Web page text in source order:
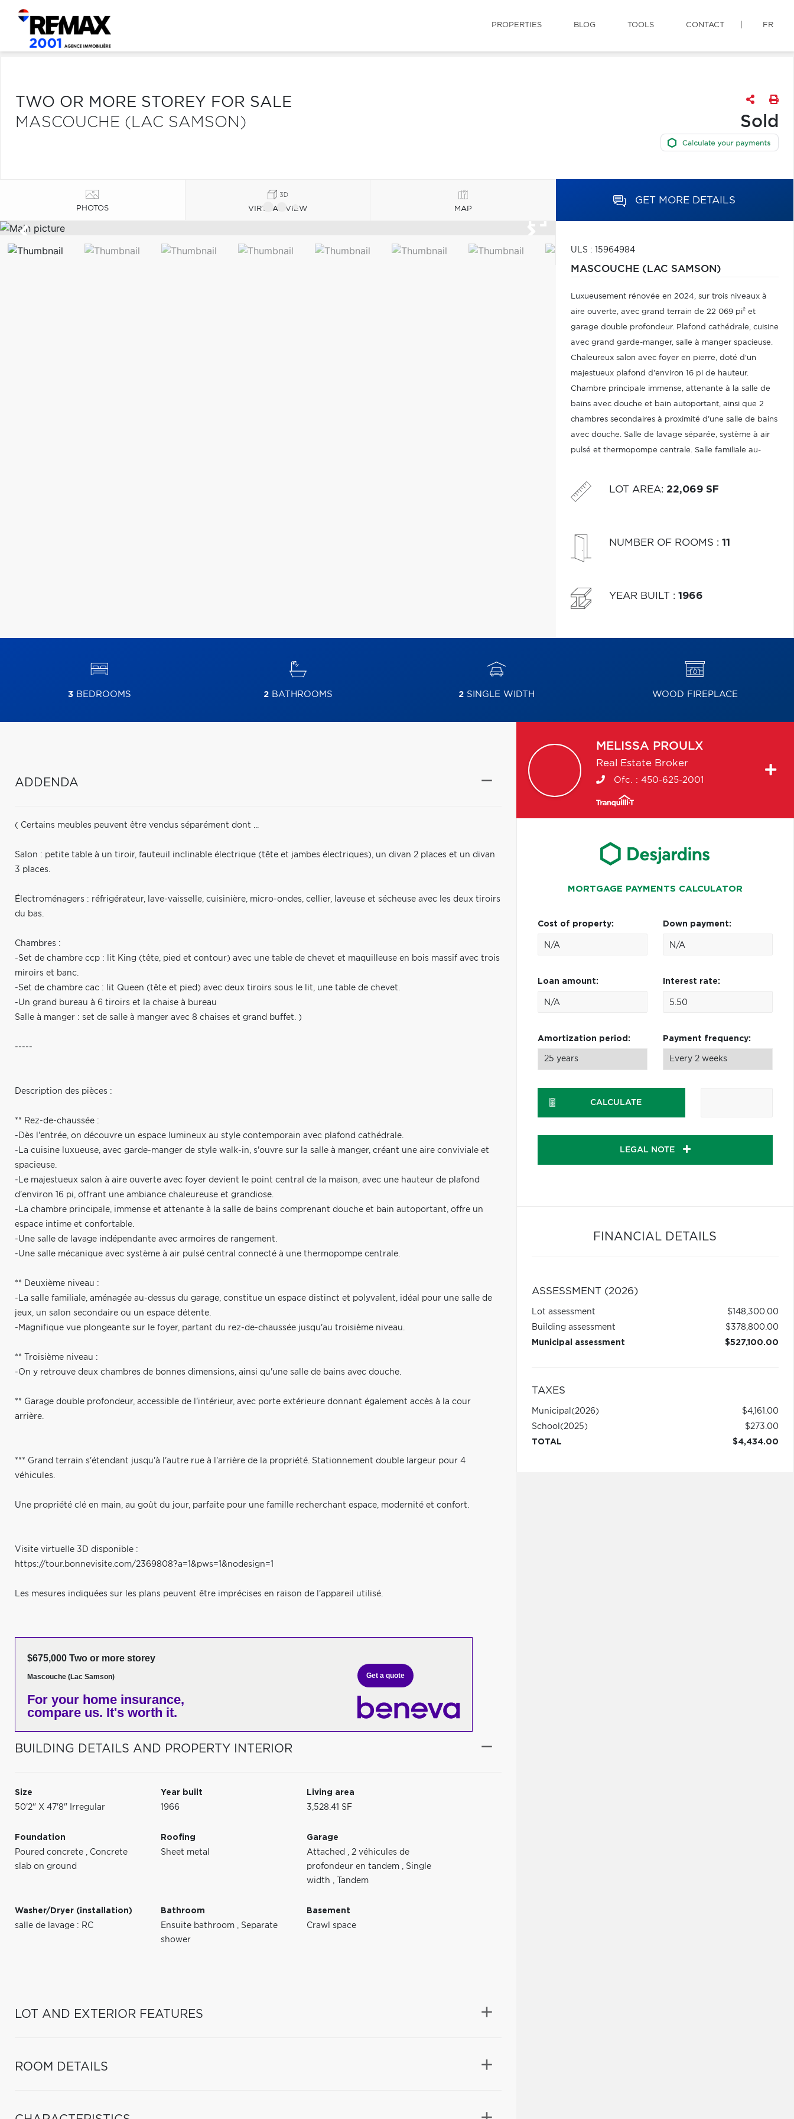
PROPERTIES BLOG TOOLS CONTACT FR
TWO OR MORE STOREY FOR SALE
MASCOUCHE (LAC SAMSON)
Sold
PHOTOS VIRTUAL VIEW MAP
GET MORE DETAILS
ULS : 15964984
MASCOUCHE (LAC SAMSON)
Luxueusement rénovée en 2024, sur trois niveaux à
aire ouverte, avec grand terrain de 22 069 pi² et
garage double profondeur. Plafond cathédrale, cuisine
avec grand garde-manger, salle à manger spacieuse.
Chaleureux salon avec foyer en pierre, doté d'un
majestueux plafond d'environ 16 pi de hauteur.
Chambre principale immense, attenante à la salle de
bains avec douche et bain autoportant, ainsi que 2
chambres secondaires à proximité d'une salle de bains
avec douche. Salle de lavage séparée, système à air
pulsé et thermopompe centrale. Salle familiale au-
peuvent être vendus séparément).
LOT AREA: 22,069 SF
NUMBER OF ROOMS : 11
YEAR BUILT : 1966
3BEDROOMS 2BATHROOMS 2SINGLE WIDTH WOOD FIREPLACE
ADDENDA
( Certains meubles peuvent être vendus séparément dont ...
Salon : petite table à un tiroir, fauteuil inclinable électrique (tête et jambes électriques), un divan 2 places et un divan
3 places.
Électroménagers : réfrigérateur, lave-vaisselle, cuisinière, micro-ondes, cellier, laveuse et sécheuse avec les deux tiroirs
du bas.
Chambres :
-Set de chambre ccp : lit King (tête, pied et contour) avec une table de chevet et maquilleuse en bois massif avec trois
miroirs et banc.
-Set de chambre cac : lit Queen (tête et pied) avec deux tiroirs sous le lit, une table de chevet.
-Un grand bureau à 6 tiroirs et la chaise à bureau
Salle à manger : set de salle à manger avec 8 chaises et grand buffet. )
-----
Description des pièces :
** Rez-de-chaussée :
-Dès l'entrée, on découvre un espace lumineux au style contemporain avec plafond cathédrale.
-La cuisine luxueuse, avec garde-manger de style walk-in, s'ouvre sur la salle à manger, créant une aire conviviale et
spacieuse.
-Le majestueux salon à aire ouverte avec foyer devient le point central de la maison, avec une hauteur de plafond
d'environ 16 pi, offrant une ambiance chaleureuse et grandiose.
-La chambre principale, immense et attenante à la salle de bains comprenant douche et bain autoportant, offre un
espace intime et confortable.
-Une salle de lavage indépendante avec armoires de rangement.
-Une salle mécanique avec système à air pulsé central connecté à une thermopompe centrale.
** Deuxième niveau :
-La salle familiale, aménagée au-dessus du garage, constitue un espace distinct et polyvalent, idéal pour une salle de
jeux, un salon secondaire ou un espace détente.
-Magnifique vue plongeante sur le foyer, partant du rez-de-chaussée jusqu'au troisième niveau.
** Troisième niveau :
-On y retrouve deux chambres de bonnes dimensions, ainsi qu'une salle de bains avec douche.
** Garage double profondeur, accessible de l'intérieur, avec porte extérieure donnant également accès à la cour
arrière.
*** Grand terrain s'étendant jusqu'à l'autre rue à l'arrière de la propriété. Stationnement double largeur pour 4
véhicules.
Une propriété clé en main, au goût du jour, parfaite pour une famille recherchant espace, modernité et confort.
Visite virtuelle 3D disponible :
https://tour.bonnevisite.com/2369808?a=1&pws=1&nodesign=1
Les mesures indiquées sur les plans peuvent être imprécises en raison de l'appareil utilisé.
$675,000 Two or more storey
Mascouche (Lac Samson)
For your home insurance,
compare us. It's worth it.
Get a quote
BUILDING DETAILS AND PROPERTY INTERIOR
Size
50'2" X 47'8" Irregular
Year built
1966
Living area
3,528.41 SF
Foundation
Poured concrete , Concrete
slab on ground
Roofing
Sheet metal
Garage
Attached ,2 véhicules de
profondeur en tandem , Single
width , Tandem
Washer/Dryer (installation)
salle de lavage : RC
Bathroom
Ensuite bathroom , Separate
shower
Basement
Crawl space
LOT AND EXTERIOR FEATURES
ROOM DETAILS
MELISSA PROULX
Real Estate Broker
Ofc. : 450-625-2001
MORTGAGE PAYMENTS CALCULATOR
Cost of property: Down payment:
Loan amount: Interest rate:
Amortization period: Payment frequency:
CALCULATE
LEGAL NOTE
FINANCIAL DETAILS
ASSESSMENT (2026)
Lot assessment
$148,300.00
Building assessment
$378,800.00
Municipal assessment
$527,100.00
TAXES
Municipal (2026)
$4,161.00
School (2025)
$273.00
TOTAL
$4,434.00